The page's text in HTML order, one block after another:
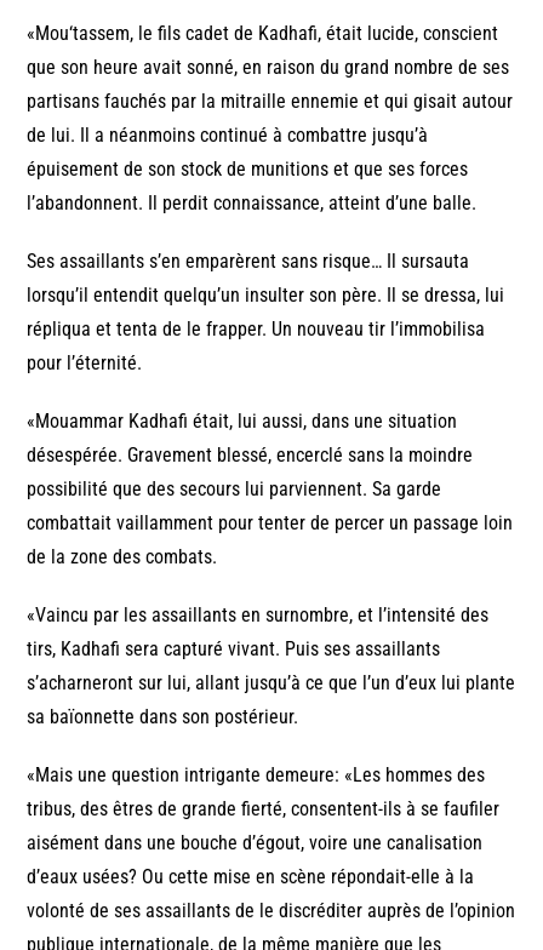
«Mou‘tassem, le fils cadet de Kadhafi, était lucide, conscient
que son heure avait sonné, en raison du grand nombre de ses
partisans fauchés par la mitraille ennemie et qui gisait autour
de lui. Il a néanmoins continué à combattre jusqu’à
épuisement de son stock de munitions et que ses forces
l’abandonnent. Il perdit connaissance, atteint d’une balle.
Ses assaillants s’en emparèrent sans risque… Il sursauta
lorsqu’il entendit quelqu’un insulter son père. Il se dressa, lui
répliqua et tenta de le frapper. Un nouveau tir l’immobilisa
pour l’éternité.
«Mouammar Kadhafi était, lui aussi, dans une situation
désespérée. Gravement blessé, encerclé sans la moindre
possibilité que des secours lui parviennent. Sa garde
combattait vaillamment pour tenter de percer un passage loin
de la zone des combats.
«Vaincu par les assaillants en surnombre, et l’intensité des
tirs, Kadhafi sera capturé vivant. Puis ses assaillants
s’acharneront sur lui, allant jusqu’à ce que l’un d’eux lui plante
sa baïonnette dans son postérieur.
«Mais une question intrigante demeure: «Les hommes des
tribus, des êtres de grande fierté, consentent-ils à se faufiler
aisément dans une bouche d’égout, voire une canalisation
d’eaux usées? Ou cette mise en scène répondait-elle à la
volonté de ses assaillants de le discréditer auprès de l’opinion
publique internationale, de la même manière que les